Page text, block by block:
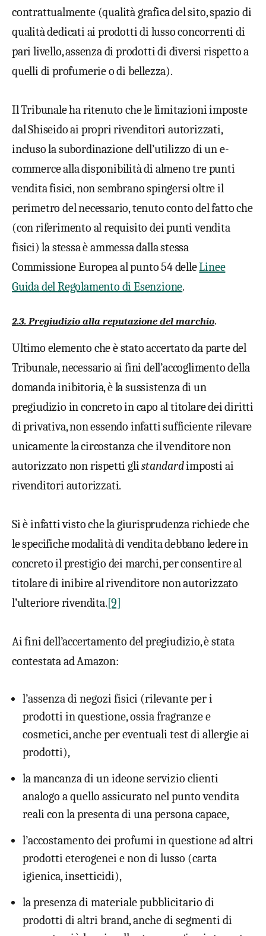
contrattualmente (qualità grafica del sito, spazio di
qualità dedicati ai prodotti di lusso concorrenti di
pari livello, assenza di prodotti di diversi rispetto a
quelli di profumerie o di bellezza).
Il Tribunale ha ritenuto che le limitazioni imposte
dal Shiseido ai propri rivenditori autorizzati,
incluso la subordinazione dell’utilizzo di un e-
commerce alla disponibilità di almeno tre punti
vendita fisici, non sembrano spingersi oltre il
perimetro del necessario, tenuto conto del fatto che
(con riferimento al requisito dei punti vendita
fisici) la stessa è ammessa dalla stessa
Commissione Europea al punto 54 delleLinee
Guida del Regolamento di Esenzione.
2.3. Pregiudizio alla reputazione del marchio.
Ultimo elemento che è stato accertato da parte del
Tribunale, necessario ai fini dell’accoglimento della
domanda inibitoria, è la sussistenza di un
pregiudizio in concreto in capo al titolare dei diritti
di privativa, non essendo infatti sufficiente rilevare
unicamente la circostanza che il venditore non
autorizzato non rispetti glistandardimposti ai
rivenditori autorizzati.
Si è infatti visto che la giurisprudenza richiede che
le specifiche modalità di vendita debbano ledere in
concreto il prestigio dei marchi, per consentire al
titolare di inibire al rivenditore non autorizzato
l’ulteriore rivendita.[9]
Ai fini dell’accertamento del pregiudizio, è stata
contestata ad Amazon:
l’assenza di negozi fisici (rilevante per i
prodotti in questione, ossia fragranze e
cosmetici, anche per eventuali test di allergie ai
prodotti),
la mancanza di un ideone servizio clienti
analogo a quello assicurato nel punto vendita
reali con la presenta di una persona capace,
l’accostamento dei profumi in questione ad altri
prodotti eterogenei e non di lusso (carta
igienica, insetticidi),
la presenza di materiale pubblicitario di
prodotti di altri brand, anche di segmenti di